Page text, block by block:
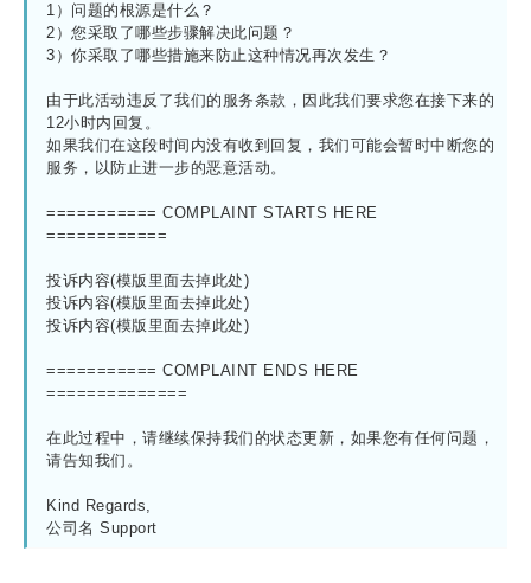
1）问题的根源是什么？
2）您采取了哪些步骤解决此问题？
3）你采取了哪些措施来防止这种情况再次发生？
由于此活动违反了我们的服务条款，因此我们要求您在接下来的
12小时内回复。
如果我们在这段时间内没有收到回复，我们可能会暂时中断您的
服务，以防止进一步的恶意活动。
=========== COMPLAINT STARTS HERE
============
投诉内容(模版里面去掉此处)
投诉内容(模版里面去掉此处)
投诉内容(模版里面去掉此处)
=========== COMPLAINT ENDS HERE
==============
在此过程中，请继续保持我们的状态更新，如果您有任何问题，
请告知我们。
Kind Regards,
公司名 Support